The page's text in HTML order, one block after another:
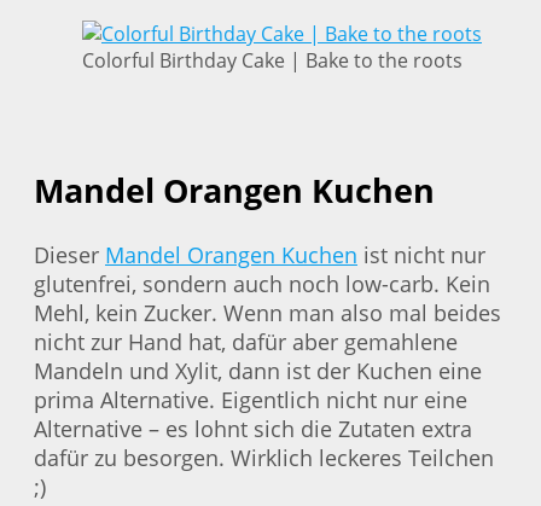
Colorful Birthday Cake | Bake to the roots
Mandel Orangen Kuchen
Dieser Mandel Orangen Kuchen ist nicht nur
glutenfrei, sondern auch noch low-carb. Kein
Mehl, kein Zucker. Wenn man also mal beides
nicht zur Hand hat, dafür aber gemahlene
Mandeln und Xylit, dann ist der Kuchen eine
prima Alternative. Eigentlich nicht nur eine
Alternative – es lohnt sich die Zutaten extra
dafür zu besorgen. Wirklich leckeres Teilchen
;)